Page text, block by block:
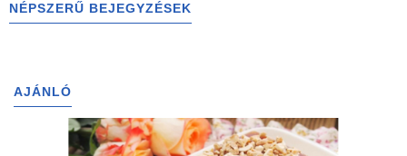
NÉPSZERŰ BEJEGYZÉSEK
AJÁNLÓ